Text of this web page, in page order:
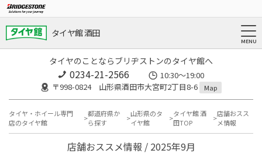
タイヤ館 酒田
タイヤのことならブリヂストンのタイヤ館へ
0234-21-2566
10:30～19:00
〒998-0824 山形県酒田市大宮町2丁目8-6
Map
タイヤ・ホイール専門
店のタイヤ館
都道府県か
ら探す
山形県のタ
イヤ館
タイヤ館 酒
田TOP
店舗おスス
メ情報
店舗おススメ情報 / 2025年9月